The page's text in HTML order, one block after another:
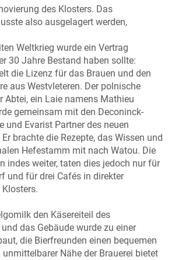
des Klosters. Das
also ausgelagert werden,
Weltkrieg wurde ein Vertrag
30 Jahre Bestand haben sollte:
die Lizenz für das Brauen und den
aus Westvleteren. Der polnische
Abtei, ein Laie namens Mathieu
gemeinsam mit den Deconinck-
und Evarist Partner des neuen
brachte die Rezepte, das Wissen und
Hefestamm mit nach Watou. Die
indes weiter, taten dies jedoch nur für
und für drei Cafés in direkter
den Käsereiteil des
das Gebäude wurde zu einer
die Bierfreunden einen bequemen
Nähe der Brauerei bietet